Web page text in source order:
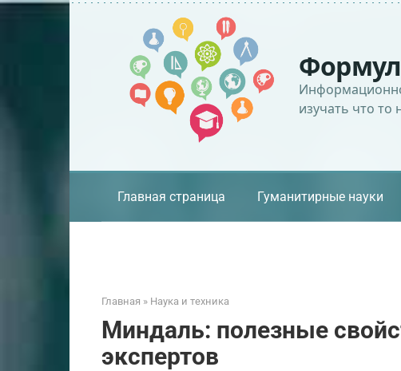
Перейти
изучать что то
Главная страница Гуманитирные науки
Главная » Наука и техника
Миндаль: полезные
экспертов